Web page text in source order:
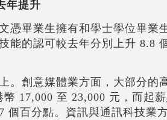
年提升
憑畢業生擁有和學士學位畢業
能的認可較去年分別上升 8.8
。創意媒體業方面，大部分的
17,000 至 23,000 元，而起
個百分點。資訊與通訊科技業